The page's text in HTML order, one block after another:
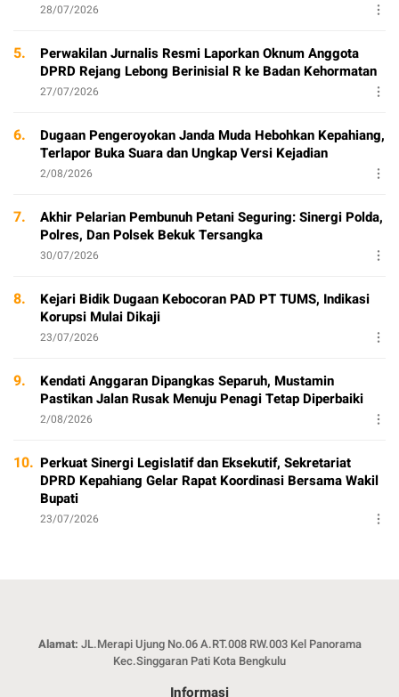
28/07/2026
5.
Perwakilan Jurnalis Resmi Laporkan Oknum Anggota
DPRD Rejang Lebong Berinisial R ke Badan Kehormatan
27/07/2026
6.
Dugaan Pengeroyokan Janda Muda Hebohkan Kepahiang,
Terlapor Buka Suara dan Ungkap Versi Kejadian
2/08/2026
7.
Akhir Pelarian Pembunuh Petani Seguring: Sinergi Polda,
Polres, Dan Polsek Bekuk Tersangka
30/07/2026
8.
Kejari Bidik Dugaan Kebocoran PAD PT TUMS, Indikasi
Korupsi Mulai Dikaji
23/07/2026
9.
Kendati Anggaran Dipangkas Separuh, Mustamin
Pastikan Jalan Rusak Menuju Penagi Tetap Diperbaiki
2/08/2026
10. Perkuat Sinergi Legislatif dan Eksekutif, Sekretariat
DPRD Kepahiang Gelar Rapat Koordinasi Bersama Wakil
Bupati
23/07/2026
Alamat: JL.Merapi Ujung No.06 A.RT.008 RW.003 Kel Panorama
Kec.Singgaran Pati Kota Bengkulu
Informasi